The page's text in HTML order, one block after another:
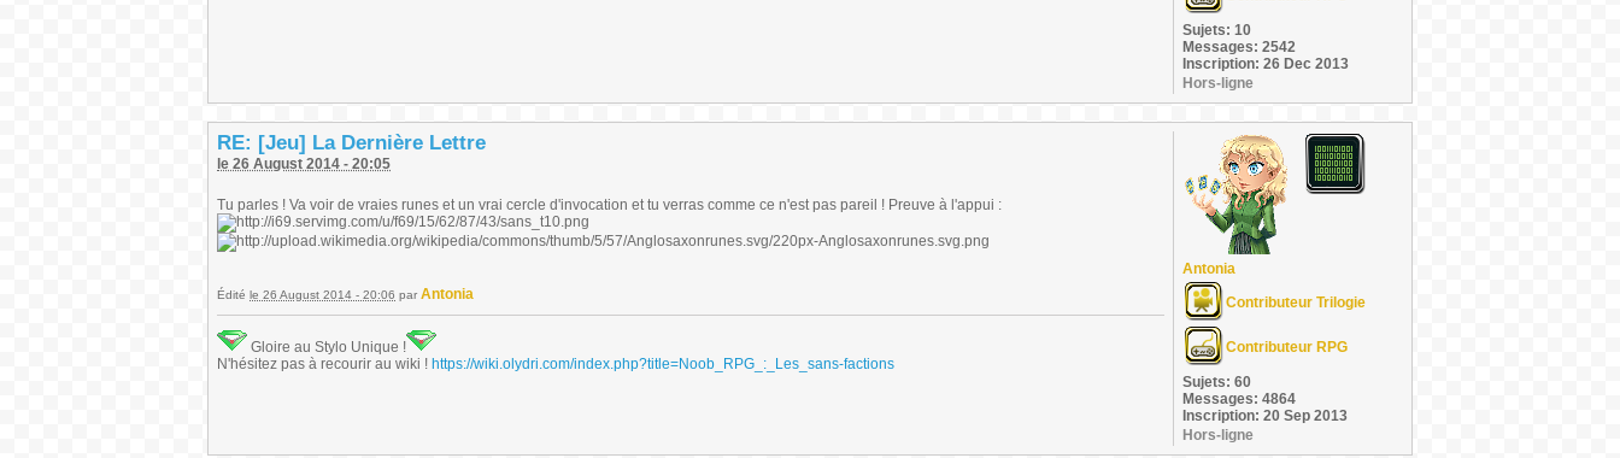
Sujets: 10
Messages: 2542
Inscription: 26 Dec 2013
Hors-ligne
RE: [Jeu] La Dernière Lettre
le 26 August 2014 - 20:05
Tu parles ! Va voir de vraies runes et un vrai cercle d'invocation et tu verras comme ce n'est pas pareil ! Preuve à l'appui :
Édité le 26 August 2014 - 20:06 par Antonia
Gloire au Stylo Unique !
N'hésitez pas à recourir au wiki ! https://wiki.olydri.com/index.php?title=Noob_RPG_:_Les_sans-factions
Antonia
Contributeur Trilogie
Contributeur RPG
Sujets: 60
Messages: 4864
Inscription: 20 Sep 2013
Hors-ligne